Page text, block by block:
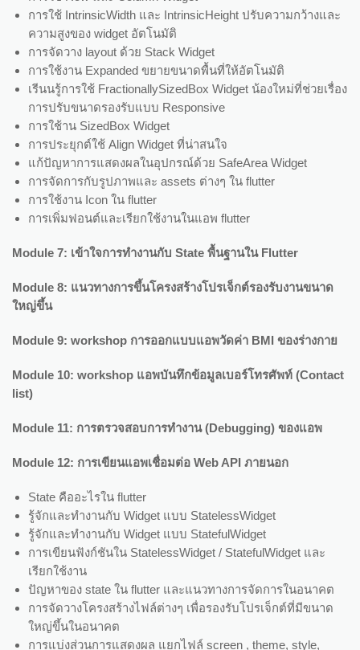
การใช้ IntrinsicWidth และ IntrinsicHeight ปรับความกว้างและ
ความสูงของ widget อัตโนมัติ
การจัดวาง layout ด้วย Stack Widget
การใช้งาน Expanded ขยายขนาดพื้นที่ให้อัตโนมัติ
เรีนนรู้การใช้ FractionallySizedBox Widget น้องใหม่ที่ช่วยเรื่อง
การปรับขนาดรองรับแบบ Responsive
การใช้าน SizedBox Widget
การประยุกต์ใช้ Align Widget ที่น่าสนใจ
แก้ปัญหาการแสดงผลในอุปกรณ์ด้วย SafeArea Widget
การจัดการกับรูปภาพและ assets ต่างๆ ใน flutter
การใช้งาน Icon ใน flutter
การเพิ่มฟอนต์และเรียกใช้งานในแอพ flutter
Module 7: เข้าใจการทำงานกับ State พื้นฐานใน Flutter
Module 8: แนวทางการขึ้นโครงสร้างโปรเจ็กต์รองรับงานขนาด
ใหญ่ขึ้น
Module 9: workshop การออกแบบแอพวัดค่า BMI ของร่างกาย
Module 10: workshop แอพบันทึกข้อมูลเบอร์โทรศัพท์ (Contact
list)
Module 11: การตรวจสอบการทำงาน (Debugging) ของแอพ
Module 12: การเขียนแอพเชื่อมต่อ Web API ภายนอก
State คืออะไรใน flutter
รู้จักและทำงานกับ Widget แบบ StatelessWidget
รู้จักและทำงานกับ Widget แบบ StatefulWidget
การเขียนฟังก์ชันใน StatelessWidget / StatefulWidget และ
เรียกใช้งาน
ปัญหาของ state ใน flutter และแนวทางการจัดการในอนาคต
การจัดวางโครงสร้างไฟล์ต่างๆ เพื่อรองรับโปรเจ็กต์ที่มีขนาด
ใหญ่ขึ้นในอนาคต
การแบ่งส่วนการแสดงผล แยกไฟล์ screen , theme, style,